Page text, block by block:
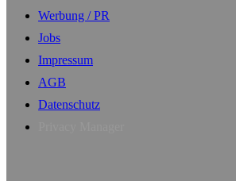
Werbung / PR
Jobs
Impressum
AGB
Datenschutz